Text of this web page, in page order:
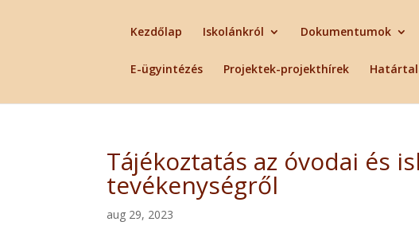
Kezdőlap Iskolánkról Dokumentumok
E-ügyintézés Projektek-projekthírek
Tájékoztatás az óvodai és
tevékenységről
aug 29, 2023